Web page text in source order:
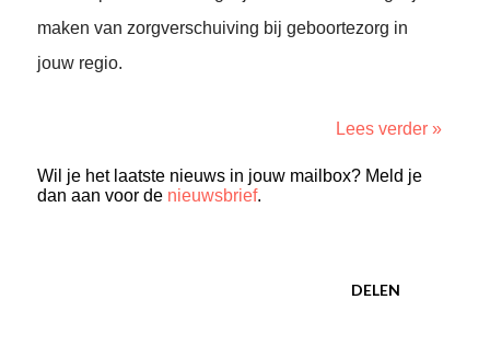
maken van zorgverschuiving bij geboortezorg in
jouw regio.
Lees verder »
Wil je het laatste nieuws in jouw mailbox? Meld je
dan aan voor de nieuwsbrief.
DELEN